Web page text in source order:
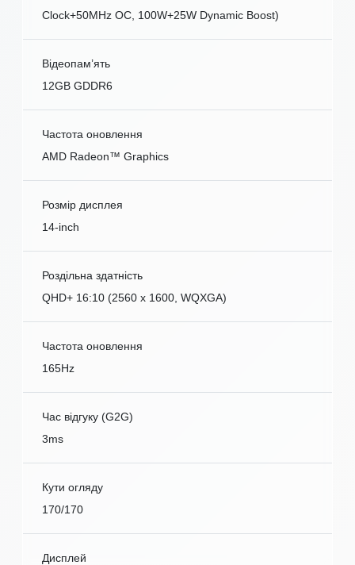
Clock+50MHz OC, 100W+25W Dynamic Boost)
Відеопам’ять
12GB GDDR6
Частота оновлення
AMD Radeon™ Graphics
Розмір дисплея
14-inch
Роздільна здатність
QHD+ 16:10 (2560 x 1600, WQXGA)
Частота оновлення
165Hz
Час відгуку (G2G)
3ms
Кути огляду
170/170
Дисплей